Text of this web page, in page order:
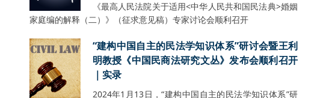
《最高人民法院关于适用<中华人民共和国民法典>婚姻
家庭编的解释（二）》（征求意见稿）专家讨论会顺利召开
“建构中国自主的民法学知识体系”研讨会暨王利
明教授《中国民商法研究文丛》发布会顺利召开
｜实录
2024年1月13日，“建构中国自主的民法学知识体系”研